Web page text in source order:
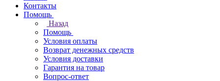
Контакты
Помощь
Назад
Помощь
Условия оплаты
Возврат денежных средств
Условия доставки
Гарантия на товар
Вопрос-ответ